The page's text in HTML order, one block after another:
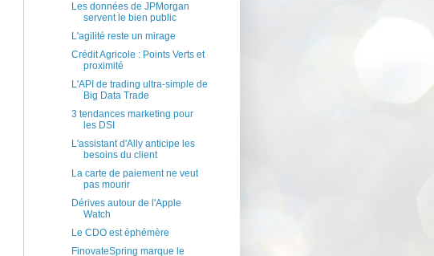
Les données de JPMorgan
servent le bien public
L'agilité reste un mirage
Crédit Agricole : Points Verts et
proximité
L'API de trading ultra-simple de
Big Data Trade
3 tendances marketing pour
les DSI
L'assistant d'Ally anticipe les
besoins du client
La carte de paiement ne veut
pas mourir
Dérives autour de l'Apple
Watch
Le CDO est éphémère
FinovateSpring marque le